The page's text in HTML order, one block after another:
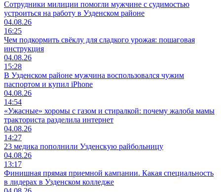
Сотрудники милиции помогли мужчине с судимостью
устроиться на работу в Узденском районе
04.08.26
16:25
Чем подкормить свёклу для сладкого урожая: пошаговая
инструкция
04.08.26
15:28
В Узденском районе мужчина воспользовался чужим
паспортом и купил iPhone
04.08.26
14:54
«Ужасные» хоромы с газом и стиралкой: почему жалоба мамы
тракториста разделила интернет
04.08.26
14:27
23 медика пополнили Узденскую райбольницу
04.08.26
13:17
Финишная прямая приемной кампании. Какая специальность
в лидерах в Узденском колледже